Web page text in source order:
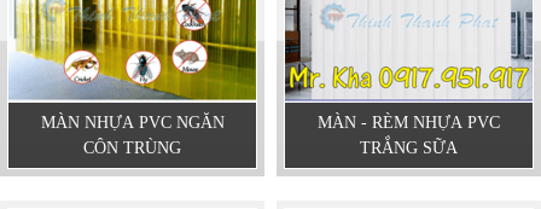
MÀN NHỰA PVC NGĂN
CÔN TRÙNG
MÀN - RÈM NHỰA PVC
TRẮNG SỮA